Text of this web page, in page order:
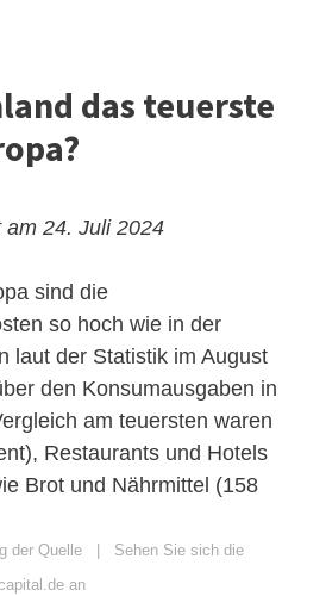
das teuerste
24. Juli 2024
sind die
so hoch wie in der
laut der Statistik im August
den Konsumausgaben in
am teuersten waren
Restaurants und Hotels
Brot und Nährmittel (158
der Quelle
Sehen Sie sich die
an